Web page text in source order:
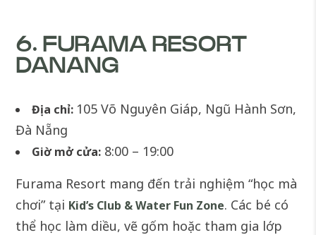
6. FURAMA RESORT
DANANG
Địa chỉ: 105 Võ Nguyên Giáp, Ngũ Hành Sơn,
Đà Nẵng
Giờ mở cửa: 8:00 – 19:00
Furama Resort mang đến trải nghiệm “học mà
chơi” tại Kid’s Club & Water Fun Zone. Các bé có
thể học làm diều, vẽ gốm hoặc tham gia lớp